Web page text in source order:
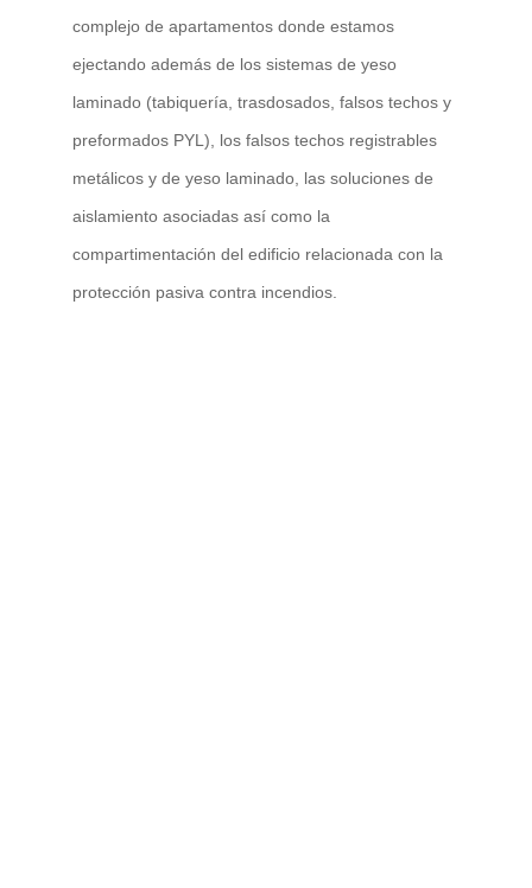
complejo de apartamentos donde estamos
ejectando además de los sistemas de yeso
laminado (tabiquería, trasdosados, falsos techos y
preformados PYL), los falsos techos registrables
metálicos y de yeso laminado, las soluciones de
aislamiento asociadas así como la
compartimentación del edificio relacionada con la
protección pasiva contra incendios.